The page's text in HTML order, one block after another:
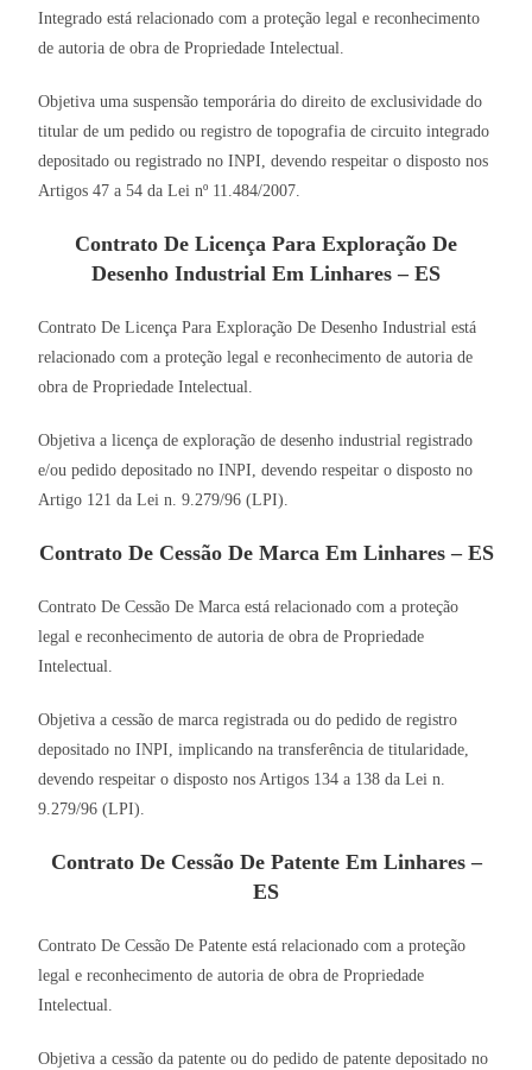
Integrado está relacionado com a proteção legal e reconhecimento
de autoria de obra de Propriedade Intelectual.
Objetiva uma suspensão temporária do direito de exclusividade do
titular de um pedido ou registro de topografia de circuito integrado
depositado ou registrado no INPI, devendo respeitar o disposto nos
Artigos 47 a 54 da Lei nº 11.484/2007.
Contrato De Licença Para Exploração De
Desenho Industrial Em Linhares – ES
Contrato De Licença Para Exploração De Desenho Industrial está
relacionado com a proteção legal e reconhecimento de autoria de
obra de Propriedade Intelectual.
Objetiva a licença de exploração de desenho industrial registrado
e/ou pedido depositado no INPI, devendo respeitar o disposto no
Artigo 121 da Lei n. 9.279/96 (LPI).
Contrato De Cessão De Marca Em Linhares – ES
Contrato De Cessão De Marca está relacionado com a proteção
legal e reconhecimento de autoria de obra de Propriedade
Intelectual.
Objetiva a cessão de marca registrada ou do pedido de registro
depositado no INPI, implicando na transferência de titularidade,
devendo respeitar o disposto nos Artigos 134 a 138 da Lei n.
9.279/96 (LPI).
Contrato De Cessão De Patente Em Linhares –
ES
Contrato De Cessão De Patente está relacionado com a proteção
legal e reconhecimento de autoria de obra de Propriedade
Intelectual.
Objetiva a cessão da patente ou do pedido de patente depositado no